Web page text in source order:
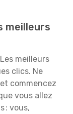
meilleurs
meilleurs
clics. Ne
commencez
vous allez
: vous,